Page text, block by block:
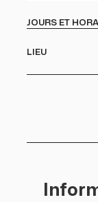
JOURS ET
LIEU